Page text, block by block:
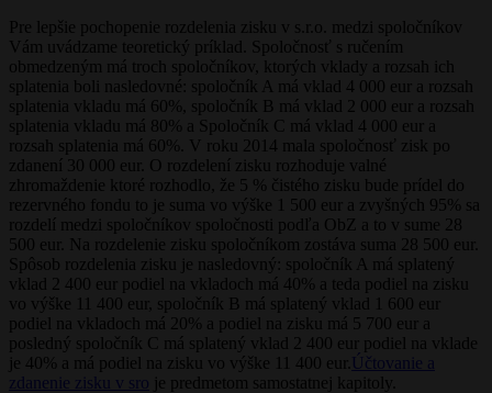
Pre lepšie pochopenie rozdelenia zisku v s.r.o. medzi spoločníkov
Vám uvádzame teoretický príklad. Spoločnosť s ručením
obmedzeným má troch spoločníkov, ktorých vklady a rozsah ich
splatenia boli nasledovné: spoločník A má vklad 4 000 eur a rozsah
splatenia vkladu má 60%, spoločník B má vklad 2 000 eur a rozsah
splatenia vkladu má 80% a Spoločník C má vklad 4 000 eur a
rozsah splatenia má 60%. V roku 2014 mala spoločnosť zisk po
zdanení 30 000 eur. O rozdelení zisku rozhoduje valné
zhromaždenie ktoré rozhodlo, že 5 % čistého zisku bude prídel do
rezervného fondu to je suma vo výške 1 500 eur a zvyšných 95% sa
rozdelí medzi spoločníkov spoločnosti podľa ObZ a to v sume 28
500 eur. Na rozdelenie zisku spoločníkom zostáva suma 28 500 eur.
Spôsob rozdelenia zisku je nasledovný: spoločník A má splatený
vklad 2 400 eur podiel na vkladoch má 40% a teda podiel na zisku
vo výške 11 400 eur, spoločník B má splatený vklad 1 600 eur
podiel na vkladoch má 20% a podiel na zisku má 5 700 eur a
posledný spoločník C má splatený vklad 2 400 eur podiel na vklade
je 40% a má podiel na zisku vo výške 11 400 eur.
Účtovanie a
zdanenie zisku v sro je predmetom samostatnej kapitoly.